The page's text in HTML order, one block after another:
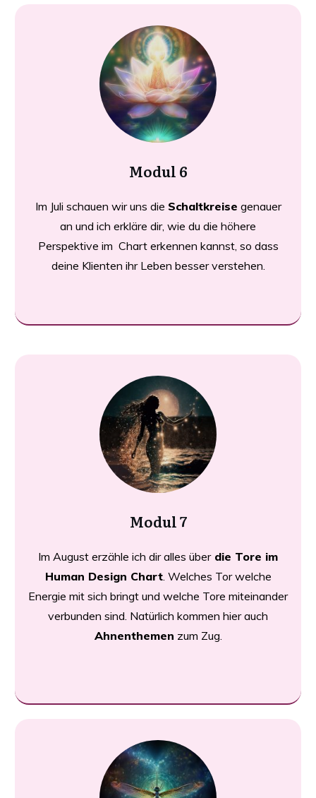
Modul 6
Im Juli schauen wir uns die Schaltkreise genauer
an und ich erkläre dir, wie du die höhere
Perspektive im Chart erkennen kannst, so dass
deine Klienten ihr Leben besser verstehen.
Modul 7
Im August erzähle ich dir alles überdie Tore im
Human Design Chart. Welches Tor welche
Energie mit sich bringt und welche Tore miteinander
verbunden sind. Natürlich kommen hier auch
Ahnenthemen zum Zug.